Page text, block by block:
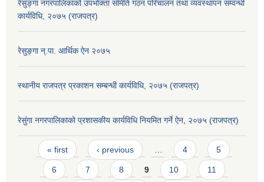
रेसुङ्गा नगरपालिकाको उपभोक्ता समिति गठन परिचालन तथा व्यवस्थापन सम्वन्धी
कार्यविधि, २०७५ (राजपत्र)
रेसुङ्गा न्.पा. आर्थिक ऐन २०७५
स्थानीय राजपत्र प्रकाशन सम्बन्धी कार्यविधि, २०७५ (राजपत्र)
रेसुंगा नगरपालिकाको प्रशासकीय कार्यविधि नियमित गर्ने ऐन, २०७५ (राजपत्र)
Pages
« first ‹ previous 4 5
6 7 8 9 10 11